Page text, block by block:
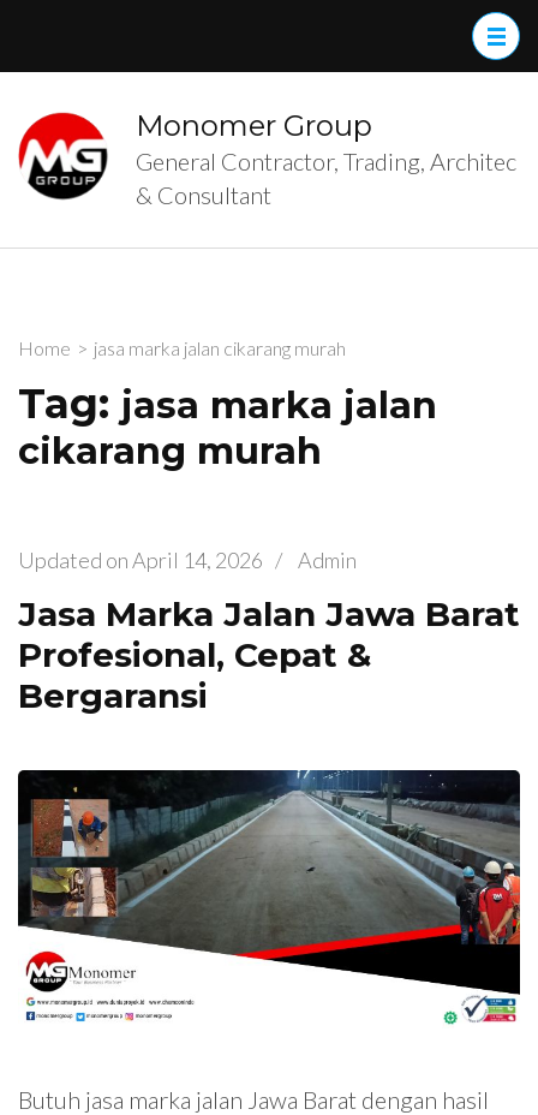
(Press
Enter)
Monomer Group
General Contractor, Trading, Architec
& Consultant
Home > jasa marka jalan cikarang murah
Tag: jasa marka jalan
cikarang murah
Updated onApril 14, 2026 / Admin
Jasa Marka Jalan Jawa Barat
Profesional, Cepat &
Bergaransi
Butuh jasa marka jalan Jawa Barat dengan hasil